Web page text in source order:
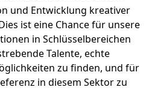
und Entwicklung kreativer
ist eine Chance für unsere
in Schlüsselbereichen
Talente, echte
zu finden, und für
in diesem Sektor zu